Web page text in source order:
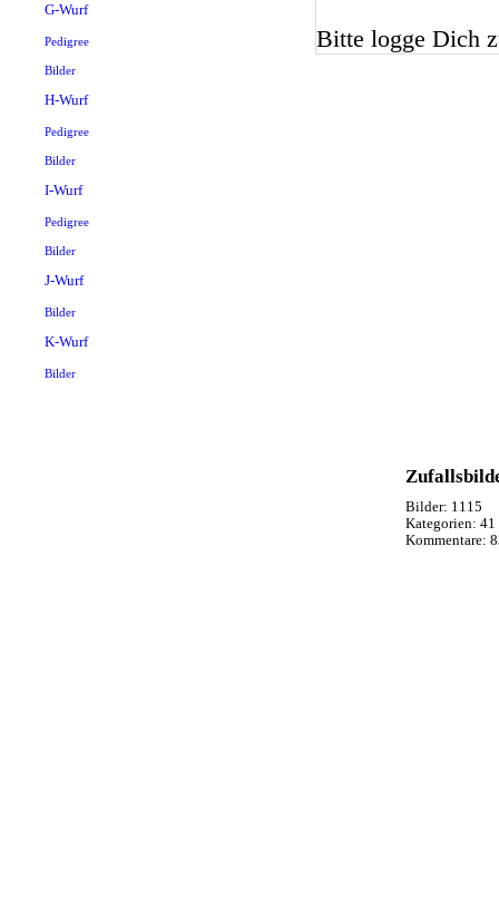
G-Wurf
Pedigree
Bilder
H-Wurf
Pedigree
Bilder
I-Wurf
Pedigree
Bilder
J-Wurf
Bilder
K-Wurf
Bilder
Bitte logge Dich
Bilder: 1115
Kategorien: 41
Kommentare: